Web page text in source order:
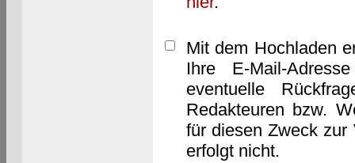
Mit dem Hochladen
Ihre E-Mail-
eventuelle
Redakteuren bzw.
für diesen Zweck zur
erfolgt nicht.